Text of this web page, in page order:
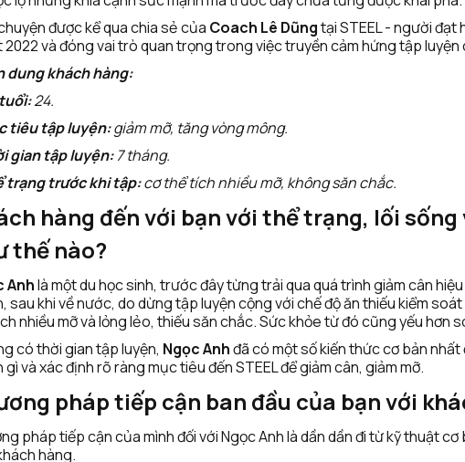
được kể qua chia sẻ của Coach Lê Dũng tại STEEL - người đạt
và đóng vai trò quan trọng trong việc truyền cảm hứng tập luyện
dung khách hàng:
24.
tiêu tập luyện: giảm mỡ, tăng vòng mông.
gian tập luyện: 7 tháng.
trạng trước khi tập: cơ thể tích nhiều mỡ, không săn chắc.
hàng đến với bạn với thể trạng, lối sống
thế nào?
Anh là một du học sinh, trước đây từng trải qua quá trình giảm cân
sau khi về nước, do dừng tập luyện cộng với chế độ ăn thiếu kiểm
nhiều mỡ và lỏng lẻo, thiếu săn chắc. Sức khỏe từ đó cũng yếu hơn
có thời gian tập luyện, Ngọc Anh đã có một số kiến thức cơ bản
gì và xác định rõ ràng mục tiêu đến STEEL để giảm cân, giảm mỡ.
pháp tiếp cận ban đầu của bạn với
pháp tiếp cận của mình đối với Ngọc Anh là dần dần đi từ kỹ thuật
hàng.